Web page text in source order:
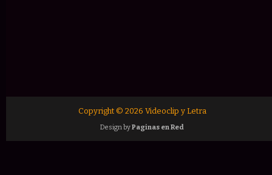
Copyright © 2026 Videoclip y Letra
Design byPaginas en Red